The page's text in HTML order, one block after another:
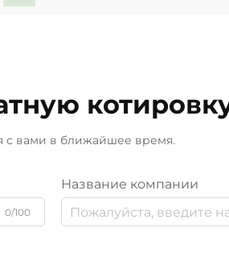
с вами в ближайшее время.
0/100
Название компании